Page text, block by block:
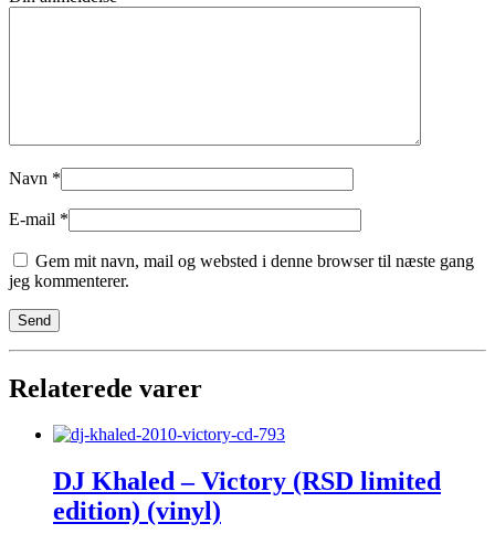
Navn *
E-mail *
Gem mit navn, mail og websted i denne browser til næste gang
jeg kommenterer.
Relaterede varer
DJ Khaled – Victory (RSD limited
edition) (vinyl)